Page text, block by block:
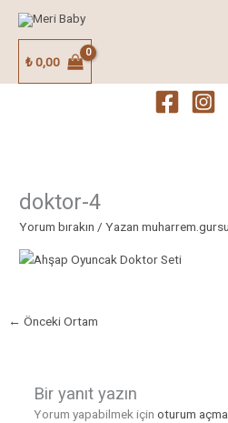
atla
₺0,00
doktor-4
Yorum bırakın / Yazan
← Önceki Ortam
Bir yanıt yazın
Yorum yapabilmek için oturum